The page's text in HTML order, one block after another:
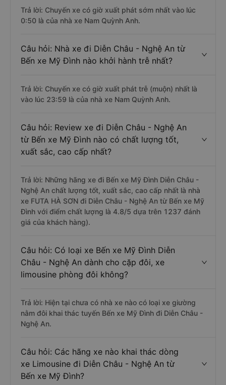
Trả lời: Chuyến xe có giờ xuất phát sớm nhất vào lúc
0:50 là của nhà xe Nam Quỳnh Anh.
Câu hỏi: Nhà xe đi Diễn Châu - Nghệ An từ
Bến xe Mỹ Đình nào khởi hành trễ nhất?
Trả lời: Chuyến xe có giờ xuất phát trễ (muộn) nhất là
vào lúc 23:59 là của nhà xe Nam Quỳnh Anh.
Câu hỏi: Review xe đi Diễn Châu - Nghệ An
từ Bến xe Mỹ Đình nào có chất lượng tốt,
xuất sắc, cao cấp nhất?
Trả lời: Những hãng xe đi Bến xe Mỹ Đình Diễn Châu -
Nghệ An chất lượng tốt, xuất sắc, cao cấp nhất là nhà
xe FUTA HÀ SƠN đi Diễn Châu - Nghệ An từ Bến xe Mỹ
Đình với điểm chất lượng là 4.8/5 dựa trên 1237 đánh
giá của khách hàng).
Câu hỏi: Có loại xe Bến xe Mỹ Đình Diễn
Châu - Nghệ An dành cho cặp đôi, xe
limousine phòng đôi không?
Trả lời: Hiện tại chưa có nhà xe nào có loại xe giường
nằm đôi khai thác tuyến Bến xe Mỹ Đình đi Diễn Châu -
Nghệ An.
Câu hỏi: Các hãng xe nào khai thác dòng
xe Limousine đi Diễn Châu - Nghệ An từ
Bến xe Mỹ Đình?